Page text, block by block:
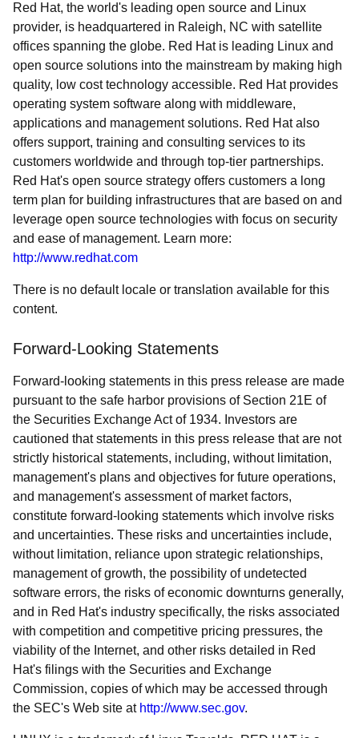
Red Hat, the world's leading open source and Linux
provider, is headquartered in Raleigh, NC with satellite
offices spanning the globe. Red Hat is leading Linux and
open source solutions into the mainstream by making high
quality, low cost technology accessible. Red Hat provides
operating system software along with middleware,
applications and management solutions. Red Hat also
offers support, training and consulting services to its
customers worldwide and through top-tier partnerships.
Red Hat's open source strategy offers customers a long
term plan for building infrastructures that are based on and
leverage open source technologies with focus on security
and ease of management. Learn more:
http://www.redhat.com
There is no default locale or translation available for this
content.
Forward-Looking Statements
Forward-looking statements in this press release are made
pursuant to the safe harbor provisions of Section 21E of
the Securities Exchange Act of 1934. Investors are
cautioned that statements in this press release that are not
strictly historical statements, including, without limitation,
management's plans and objectives for future operations,
and management's assessment of market factors,
constitute forward-looking statements which involve risks
and uncertainties. These risks and uncertainties include,
without limitation, reliance upon strategic relationships,
management of growth, the possibility of undetected
software errors, the risks of economic downturns generally,
and in Red Hat's industry specifically, the risks associated
with competition and competitive pricing pressures, the
viability of the Internet, and other risks detailed in Red
Hat's filings with the Securities and Exchange
Commission, copies of which may be accessed through
the SEC's Web site at http://www.sec.gov.